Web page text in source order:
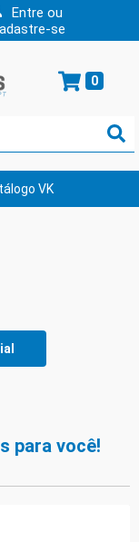
Entre ou
se
0
VK
para você!